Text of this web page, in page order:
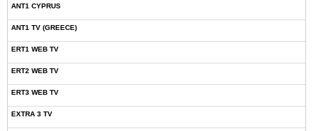
ANT1 CYPRUS
ANT1 TV (GREECE)
ERT1 WEB TV
ERT2 WEB TV
ERT3 WEB TV
EXTRA 3 TV